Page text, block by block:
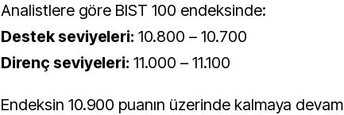
Analistlere göre BIST 100 endeksinde:
Destek seviyeleri: 10.800 – 10.700
Direnç seviyeleri: 11.000 – 11.100
Endeksin 10.900 puanın üzerinde kalmaya devam